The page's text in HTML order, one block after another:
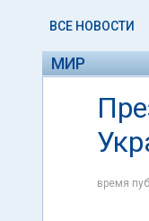
ВСЕ НОВОСТИ
МИР
время